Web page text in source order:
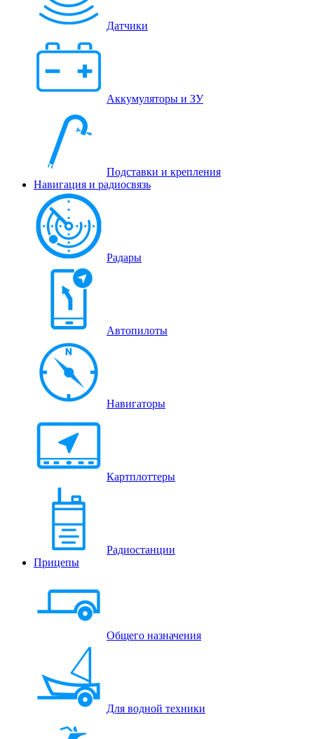
Датчики
Аккумуляторы и ЗУ
Подставки и крепления
Навигация и радиосвязь
Радары
Автопилоты
Навигаторы
Картплоттеры
Радиостанции
Прицепы
Общего назначения
Для водной техники